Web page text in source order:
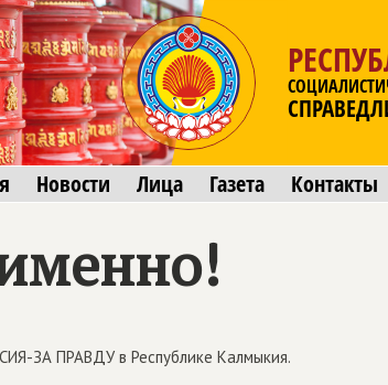
Новости Лица Газета Контакты
ЗА ПРАВДУ в Республике Калмыкия.